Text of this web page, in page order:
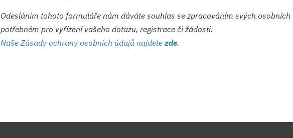
Odesláním tohoto formuláře nám dáváte souhlas se zpracováním svých osobních
potřebném pro vyřízení vašeho dotazu, registrace či žádosti.
Naše Zásady ochrany osobních údajů najdete zde.